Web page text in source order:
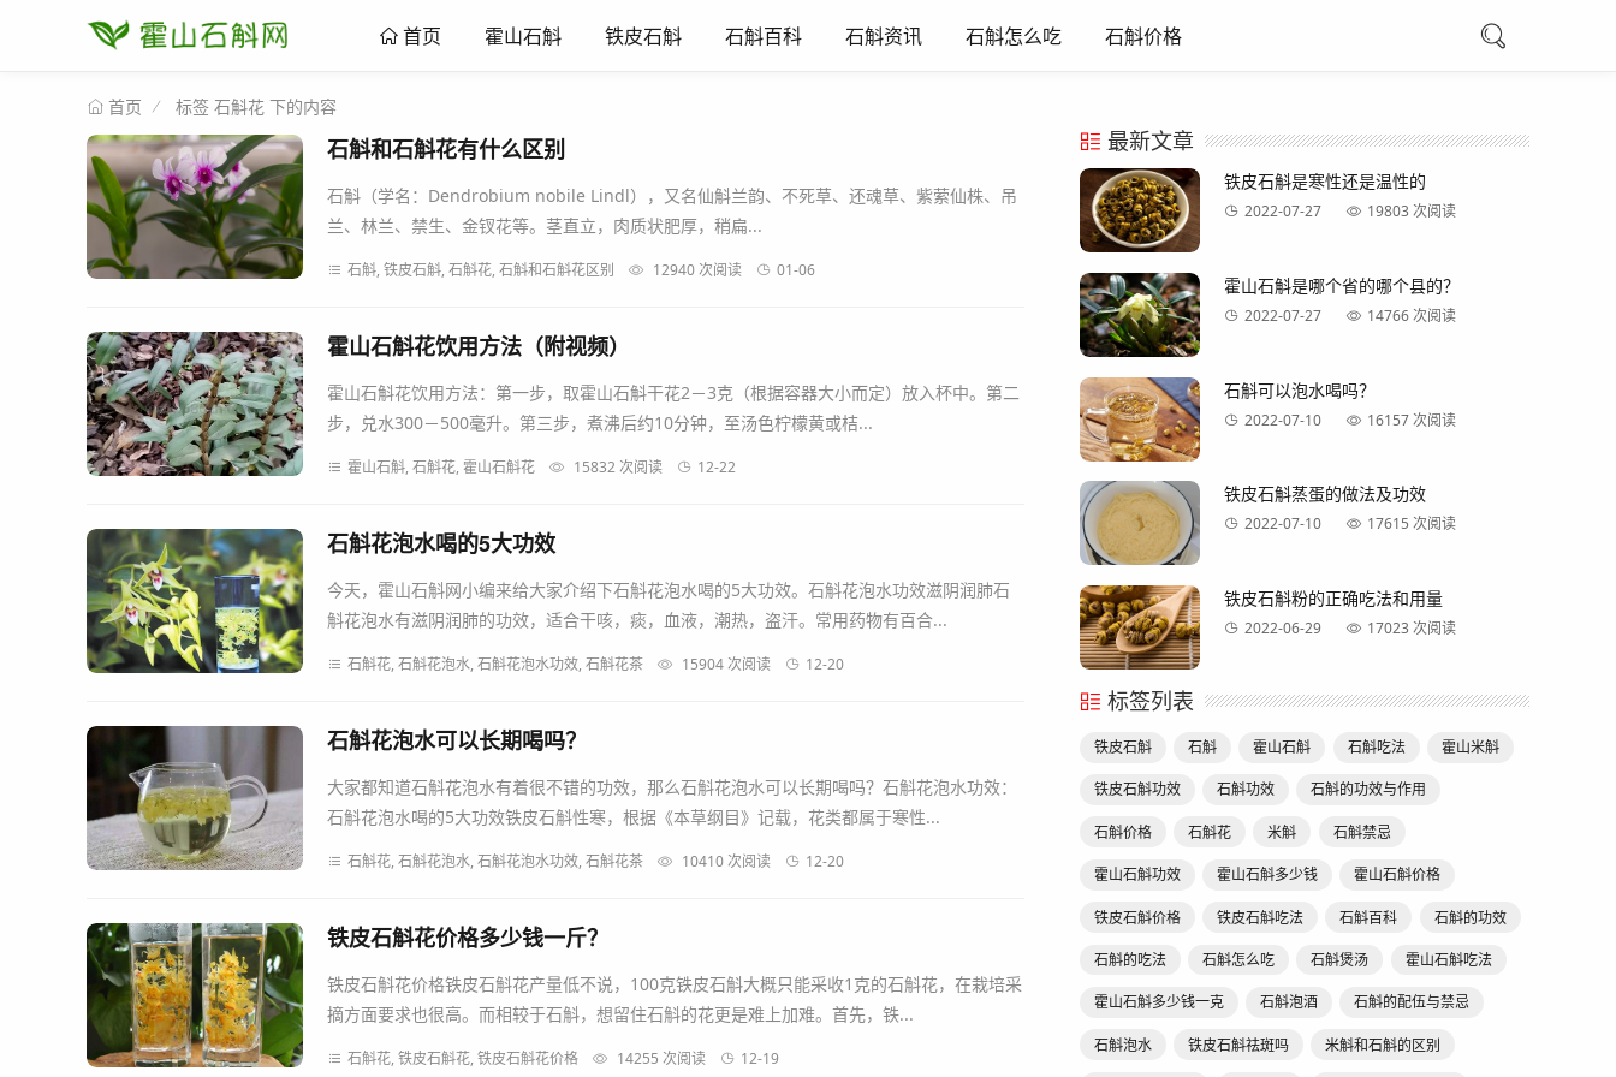
首页 霍山石斛 铁皮石斛 石斛百科 石斛资讯 石斛怎么吃 石斛价格
首页 标签 石斛花 下的内容
石斛和石斛花有什么区别
石斛（学名：Dendrobium nobile Lindl），又名仙斛兰韵、不死草、还魂草、紫萦仙株、吊
兰、林兰、禁生、金钗花等。茎直立，肉质状肥厚，稍扁...
石斛, 铁皮石斛, 石斛花, 石斛和石斛花区别 12940 次阅读 01-06
霍山石斛花饮用方法（附视频）
霍山石斛花饮用方法：第一步，取霍山石斛干花2－3克（根据容器大小而定）放入杯中。第二
步，兑水300－500毫升。第三步，煮沸后约10分钟，至汤色柠檬黄或桔...
霍山石斛, 石斛花, 霍山石斛花 15832 次阅读 12-22
石斛花泡水喝的5大功效
今天，霍山石斛网小编来给大家介绍下石斛花泡水喝的5大功效。石斛花泡水功效滋阴润肺石
斛花泡水有滋阴润肺的功效，适合干咳，痰，血液，潮热，盗汗。常用药物有百合...
石斛花, 石斛花泡水, 石斛花泡水功效, 石斛花茶 15904 次阅读 12-20
石斛花泡水可以长期喝吗？
大家都知道石斛花泡水有着很不错的功效，那么石斛花泡水可以长期喝吗？石斛花泡水功效：
石斛花泡水喝的5大功效铁皮石斛性寒，根据《本草纲目》记载，花类都属于寒性...
石斛花, 石斛花泡水, 石斛花泡水功效, 石斛花茶 10410 次阅读 12-20
铁皮石斛花价格多少钱一斤？
铁皮石斛花价格铁皮石斛花产量低不说，100克铁皮石斛大概只能采收1克的石斛花，在栽培采
摘方面要求也很高。而相较于石斛，想留住石斛的花更是难上加难。首先，铁...
石斛花, 铁皮石斛花, 铁皮石斛花价格 14255 次阅读 12-19
最新文章
铁皮石斛是寒性还是温性的
2022-07-27 19803 次阅读
霍山石斛是哪个省的哪个县的？
2022-07-27 14766 次阅读
石斛可以泡水喝吗？
2022-07-10 16157 次阅读
铁皮石斛蒸蛋的做法及功效
2022-07-10 17615 次阅读
铁皮石斛粉的正确吃法和用量
2022-06-29 17023 次阅读
标签列表
铁皮石斛 石斛 霍山石斛 石斛吃法 霍山米斛
铁皮石斛功效 石斛功效 石斛的功效与作用
石斛价格 石斛花 米斛 石斛禁忌
霍山石斛功效 霍山石斛多少钱 霍山石斛价格
铁皮石斛价格 铁皮石斛吃法 石斛百科 石斛的功效
石斛的吃法 石斛怎么吃 石斛煲汤 霍山石斛吃法
霍山石斛多少钱一克 石斛泡酒 石斛的配伍与禁忌
石斛泡水 铁皮石斛祛斑吗 米斛和石斛的区别